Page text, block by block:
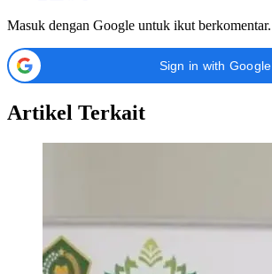
Masuk dengan Google untuk ikut berkomentar.
Sign in with Google
Artikel Terkait